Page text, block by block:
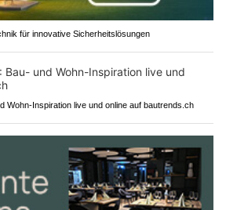
für innovative Sicherheitslösungen
Wohn-Inspiration live und online auf bautrends.ch